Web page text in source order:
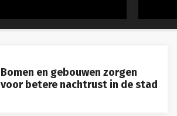
Bomen en gebouwen zorgen
voor betere nachtrust in de stad